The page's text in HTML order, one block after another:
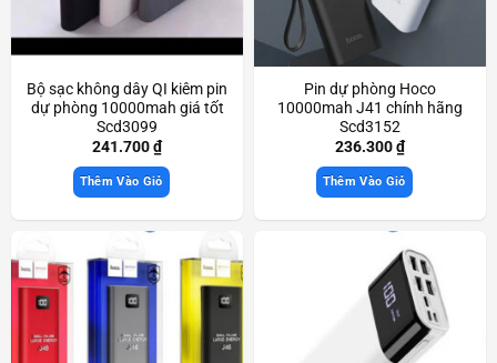
Bộ sạc không dây QI kiêm pin
dự phòng 10000mah giá tốt
Scd3099
241.700₫
Thêm Vào Giỏ
Pin dự phòng Hoco
10000mah J41 chính hãng
Scd3152
236.300₫
Thêm Vào Giỏ